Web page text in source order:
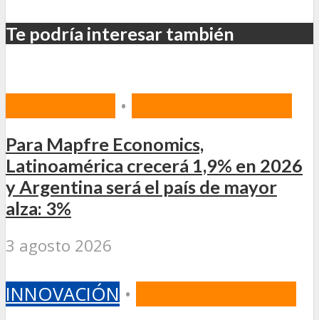
Te podría interesar también
•
Para Mapfre Economics,
Latinoamérica crecerá 1,9% en 2026
y Argentina será el país de mayor
alza: 3%
3 agosto 2026
INNOVACIÓN •